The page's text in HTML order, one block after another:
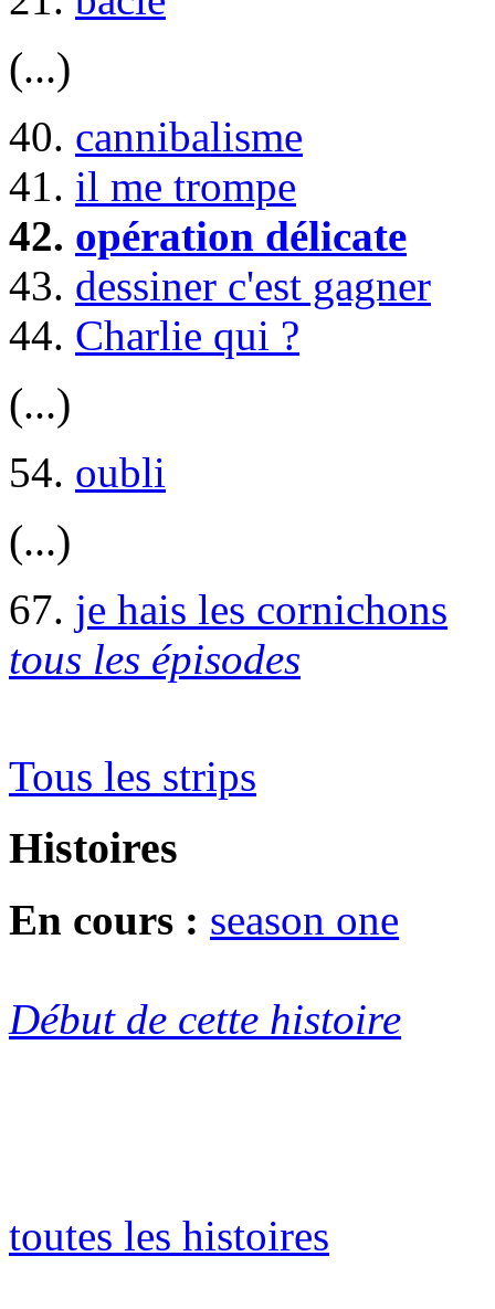
(...)
40. cannibalisme
41. il me trompe
42. opération délicate
43. dessiner c'est gagner
44. Charlie qui ?
(...)
54. oubli
(...)
67. je hais les cornichons
tous les épisodes
Tous les strips
Histoires
En cours : season one
Début de cette histoire
toutes les histoires